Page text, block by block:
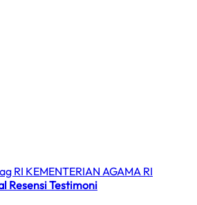
RI KEMENTERIAN AGAMA RI
ResensiTestimoni